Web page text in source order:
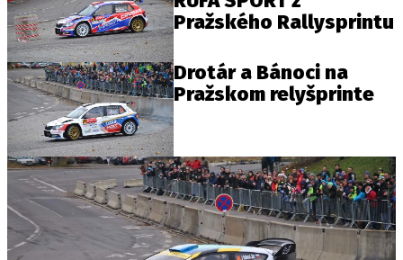
Provozovatelem serveru autoroad.cz je
INCORP MEDIA GROUP s.r.o., IČ: 118 23 054
Pražského Rallysprintu
Drotár a Bánoci na
Pražskom relyšprinte